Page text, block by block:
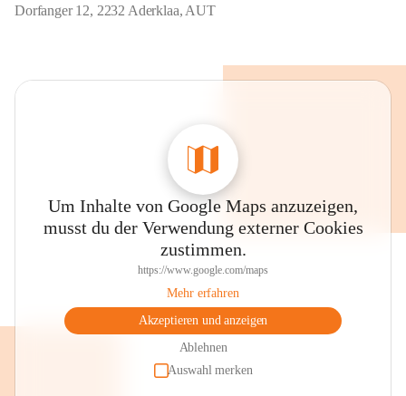
Dorfanger 12, 2232 Aderklaa, AUT
Um Inhalte von Google Maps anzuzeigen,
musst du der Verwendung externer Cookies
zustimmen.
https://www.google.com/maps
Mehr erfahren
Akzeptieren und anzeigen
Ablehnen
Auswahl merken